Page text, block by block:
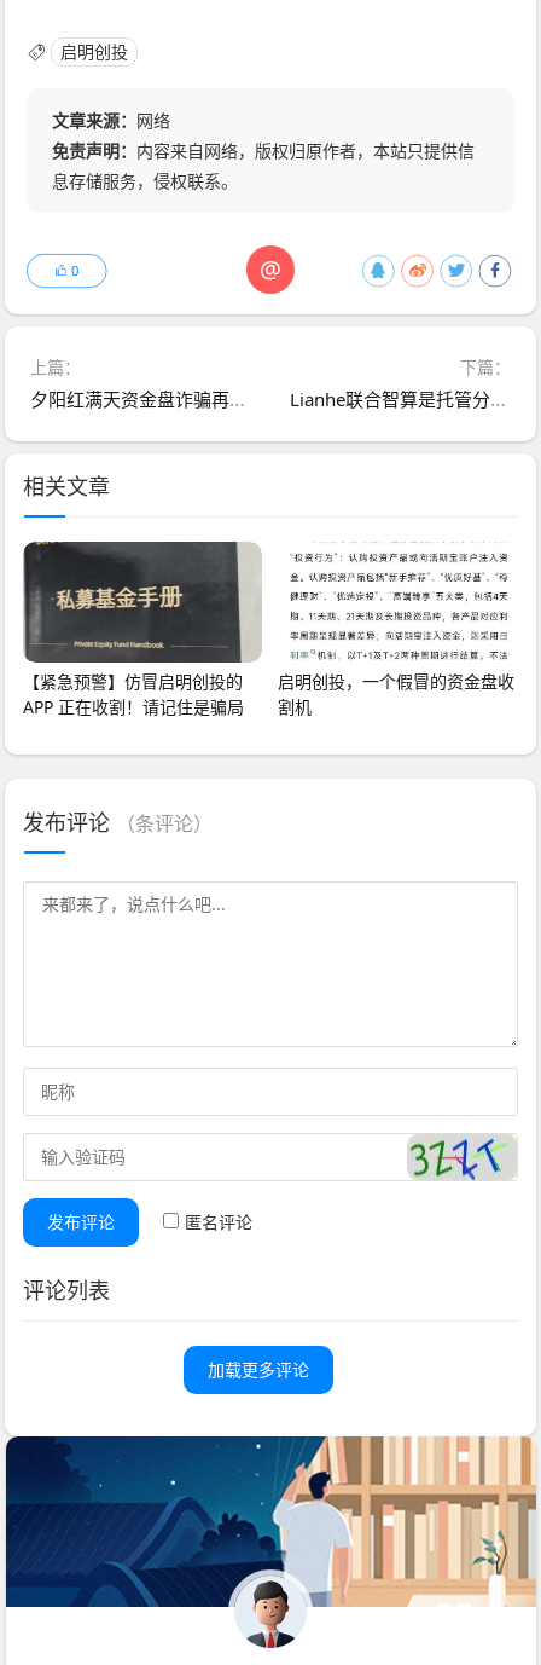
启明创投
文章来源： 网络
免责声明： 内容来自网络，版权归原作者，本站只提供信
息存储服务，侵权联系。
@
0
上篇：
夕阳红满天资金盘诈骗再袭！震哥紧急曝光新骗局
下篇：
Lianhe联合智算是托管分红类资金盘，前身是山东银投，项目接近尾声，警惕！
相关文章
【紧急预警】仿冒启明创投的
APP 正在收割！请记住是骗局
启明创投，一个假冒的资金盘收
割机
发布评论 （条评论）
发布评论 匿名评论
评论列表
加载更多评论